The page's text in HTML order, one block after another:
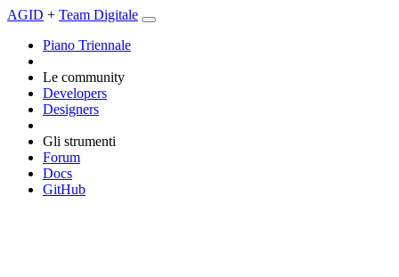
AGID + Team Digitale
Piano Triennale
Le community
Developers
Designers
Gli strumenti
Forum
Docs
GitHub